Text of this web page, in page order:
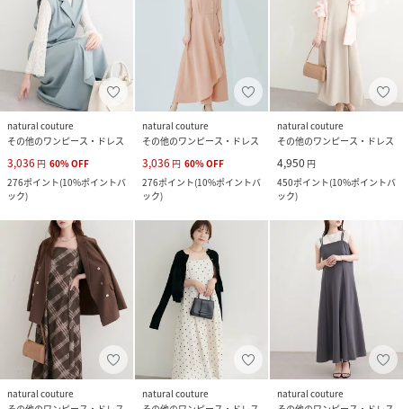
natural couture
その他のワンピース・ドレス
3,036 円 60%OFF
276ポイント(10%ポイントバ
ック)
natural couture
その他のワンピース・ドレス
3,036 円 60%OFF
276ポイント(10%ポイントバ
ック)
natural couture
その他のワンピース・ドレス
4,950 円
450ポイント(10%ポイントバ
ック)
natural couture
natural couture
natural couture